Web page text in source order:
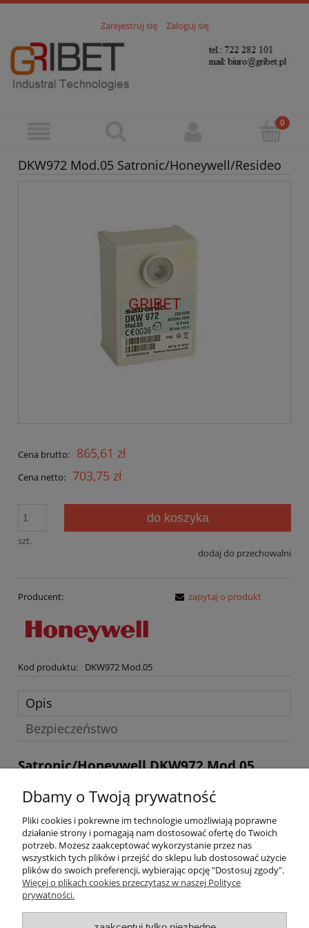
Zarejestruj się Zaloguj się
DKW972 Mod.05 Satronic/Honeywell/Resideo
Cena brutto: 865,61 zł
Cena netto: 703,75 zł
szt.
do koszyka
dodaj do przechowalni
Producent:
Kod produktu: DKW972 Mod.05
zapytaj o produkt
Opis
Bezpieczeństwo
Satronic/Honeywell DKW972 Mod.05
Potrzebujesz wersji, której nie znalazłeś w naszym sklepie prosimy
o kontakt z działem handlowym:
FORMULARZ
KONTAKTOWY MAIL:biuro@gribet.pl TEL.
722282101
Pomoc
Dostawa
Dbamy o Twoją prywatność
Pliki cookies i pokrewne im technologie umożliwiają poprawne
działanie strony i pomagają nam dostosować ofertę do Twoich
potrzeb. Możesz zaakceptować wykorzystanie przez nas
wszystkich tych plików i przejść do sklepu lub dostosować użycie
plików do swoich preferencji, wybierając opcję "Dostosuj zgody".
Więcej o plikach cookies przeczytasz w naszej Polityce
prywatności.